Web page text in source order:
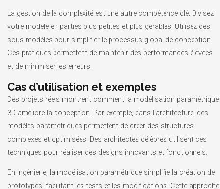
La gestion de la complexité est une autre compétence clé. Divisez
votre modèle en parties plus petites et plus gérables. Utilisez des
sous-modèles pour simplifier le processus global de conception.
Ces pratiques permettent de maintenir des performances élevées
et de minimiser les erreurs.
Cas d’utilisation et exemples
Des projets réels montrent comment la modélisation paramétrique
3D améliore la conception. Par exemple, dans l’architecture, des
modèles paramétriques permettent de créer des structures
complexes et optimisées. Des architectes célèbres utilisent ces
techniques pour réaliser des designs innovants et fonctionnels.
En ingénierie, la modélisation paramétrique simplifie la création de
prototypes, facilitant les tests et les modifications. Cette approche